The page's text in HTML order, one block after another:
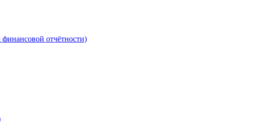
отчётности)